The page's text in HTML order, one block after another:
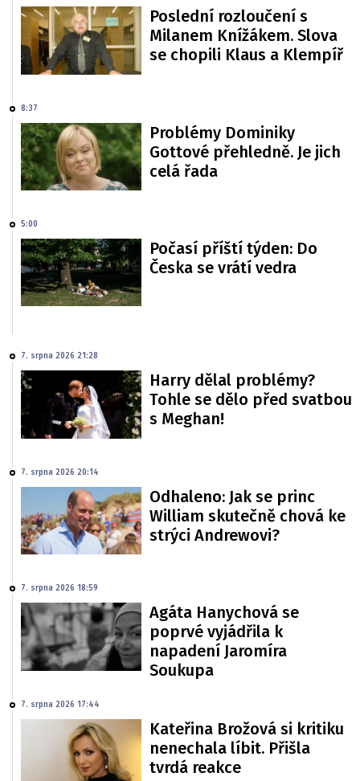
Poslední rozloučení s
Milanem Knížákem. Slova
se chopili Klaus a Klempíř
8:37
Problémy Dominiky
Gottové přehledně. Je jich
celá řada
5:00
Počasí příští týden: Do
Česka se vrátí vedra
7. srpna 2026 21:28
Harry dělal problémy?
Tohle se dělo před svatbou
s Meghan!
7. srpna 2026 20:14
Odhaleno: Jak se princ
William skutečně chová ke
strýci Andrewovi?
7. srpna 2026 18:59
Agáta Hanychová se
poprvé vyjádřila k
napadení Jaromíra
Soukupa
7. srpna 2026 17:44
Kateřina Brožová si kritiku
nenechala líbit. Přišla
tvrdá reakce